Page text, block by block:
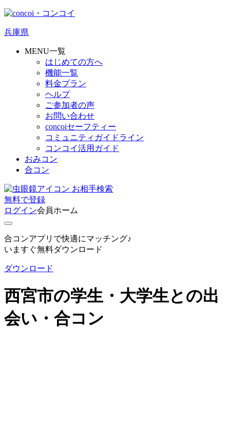
兵庫県
MENU一覧
はじめての方へ
機能一覧
料金プラン
ヘルプ
ご参加者の声
お問い合わせ
concoiセーフティー
コミュニティガイドライン
コンコイ活用ガイド
おみコン
合コン
お相手検索
無料で登録
ログイン会員ホーム
合コンアプリで快適にマッチング♪
いますぐ無料ダウンロード
ダウンロード
西宮市の学生・大学生との出
会い・合コン